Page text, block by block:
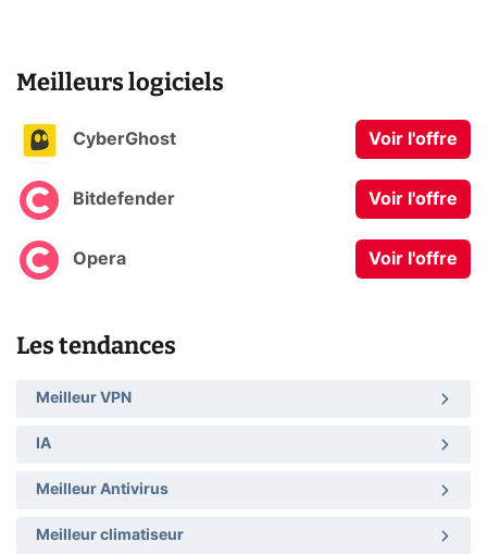
Meilleurs logiciels
CyberGhost Voir l'offre
Bitdefender Voir l'offre
Opera Voir l'offre
Les tendances
Meilleur VPN
IA
Meilleur Antivirus
Meilleur climatiseur